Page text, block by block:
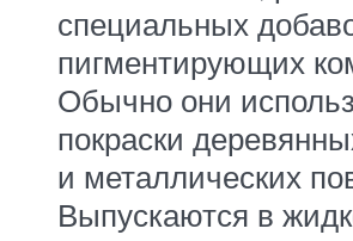
специальных
пигментирующих
Обычно они
покраски
и металлических
Выпускаются в